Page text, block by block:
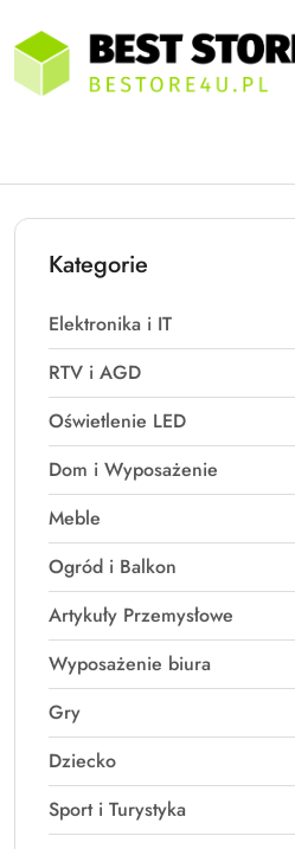
Przejdź do treści głównej
Przejdź do wyszukiwarki
Przejdź do moje konto
Przejdź do menu głównego
Przejdź do stopki
Kategorie
Elektronika i IT
RTV i AGD
Oświetlenie LED
Dom i Wyposażenie
Meble
Ogród i Balkon
Artykuły Przemysłowe
Wyposażenie biura
Gry
Dziecko
Sport i Turystyka